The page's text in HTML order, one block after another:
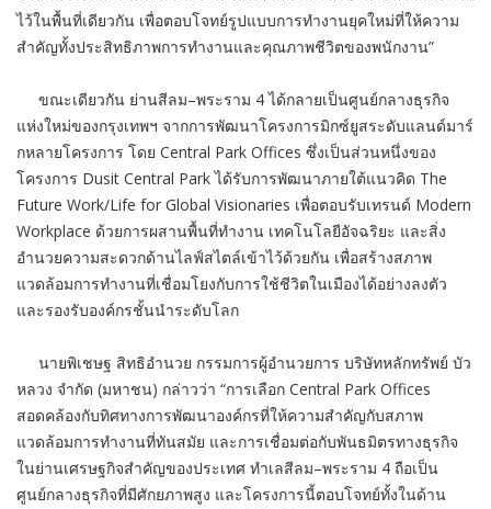
ไว้ในพื้นที่เดียวกัน เพื่อตอบโจทย์รูปแบบการทำงานยุคใหม่ที่ให้ความ
สำคัญทั้งประสิทธิภาพการทำงานและคุณภาพชีวิตของพนักงาน”
ขณะเดียวกัน ย่านสีลม–พระราม 4 ได้กลายเป็นศูนย์กลางธุรกิจ
แห่งใหม่ของกรุงเทพฯ จากการพัฒนาโครงการมิกซ์ยูสระดับแลนด์มาร์
กหลายโครงการ โดย Central Park Offices ซึ่งเป็นส่วนหนึ่งของ
โครงการ Dusit Central Park ได้รับการพัฒนาภายใต้แนวคิด The
Future Work/Life for Global Visionaries เพื่อตอบรับเทรนด์ Modern
Workplace ด้วยการผสานพื้นที่ทำงาน เทคโนโลยีอัจฉริยะ และสิ่ง
อำนวยความสะดวกด้านไลฟ์สไตล์เข้าไว้ด้วยกัน เพื่อสร้างสภาพ
แวดล้อมการทำงานที่เชื่อมโยงกับการใช้ชีวิตในเมืองได้อย่างลงตัว
และรองรับองค์กรชั้นนำระดับโลก
นายพิเชษฐ สิทธิอำนวย กรรมการผู้อำนวยการ บริษัทหลักทรัพย์ บัว
หลวง จำกัด (มหาชน) กล่าวว่า “การเลือก Central Park Offices
สอดคล้องกับทิศทางการพัฒนาองค์กรที่ให้ความสำคัญกับสภาพ
แวดล้อมการทำงานที่ทันสมัย และการเชื่อมต่อกับพันธมิตรทางธุรกิจ
ในย่านเศรษฐกิจสำคัญของประเทศ ทำเลสีลม–พระราม 4 ถือเป็น
ศูนย์กลางธุรกิจที่มีศักยภาพสูง และโครงการนี้ตอบโจทย์ทั้งในด้าน